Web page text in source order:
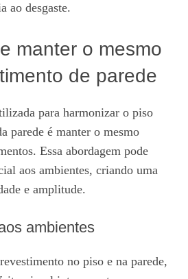
ao desgaste.
manter o mesmo
de parede
para harmonizar o piso
parede é manter o mesmo
Essa abordagem pode
aos ambientes, criando uma
e amplitude.
ambientes
no piso e na parede,